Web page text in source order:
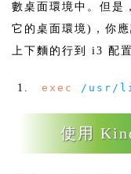
數桌面環境中。但是
它的桌面環境)，你
上下麵的行到 i3 配置
exec / usr /
使用